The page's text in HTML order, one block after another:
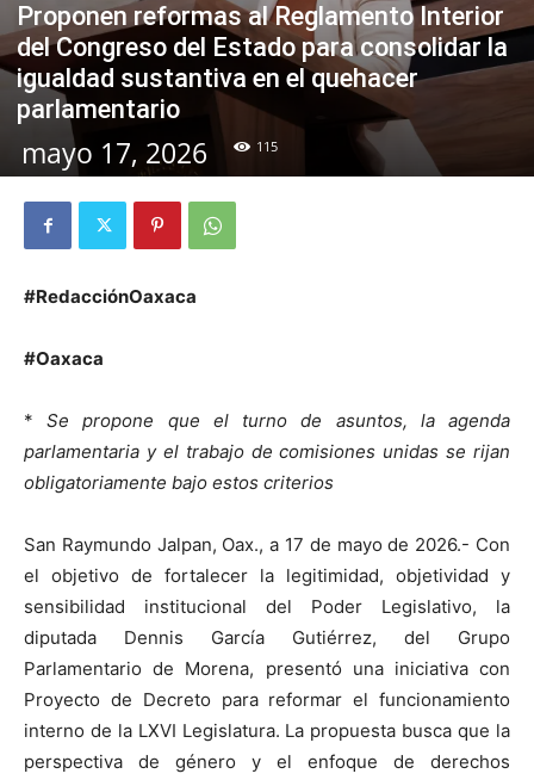
Proponen reformas al Reglamento Interior
del Congreso del Estado para consolidar la
igualdad sustantiva en el quehacer
parlamentario
mayo 17, 2026 115
#RedacciónOaxaca
#Oaxaca
*Se propone que el turno de asuntos, la agenda
parlamentaria y el trabajo de comisiones unidas se rijan
obligatoriamente bajo estos criterios
San Raymundo Jalpan, Oax., a 17 de mayo de 2026.- Con
el objetivo de fortalecer la legitimidad, objetividad y
sensibilidad institucional del Poder Legislativo, la
diputada Dennis García Gutiérrez, del Grupo
Parlamentario de Morena, presentó una iniciativa con
Proyecto de Decreto para reformar el funcionamiento
interno de la LXVI Legislatura. La propuesta busca que la
perspectiva de género y el enfoque de derechos